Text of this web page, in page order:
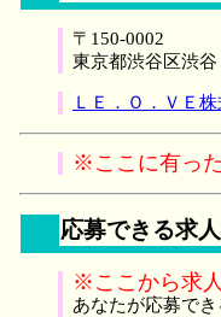
〒150-0002
東京都渋谷区渋
ＬＥ．Ｏ．ＶＥ
※ここに有っ
応募できる求
※ここから求
あなたが応募で